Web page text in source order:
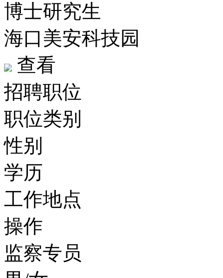
博士研究生
海口美安科技园
查看
招聘职位
职位类别
性别
学历
工作地点
操作
监察专员